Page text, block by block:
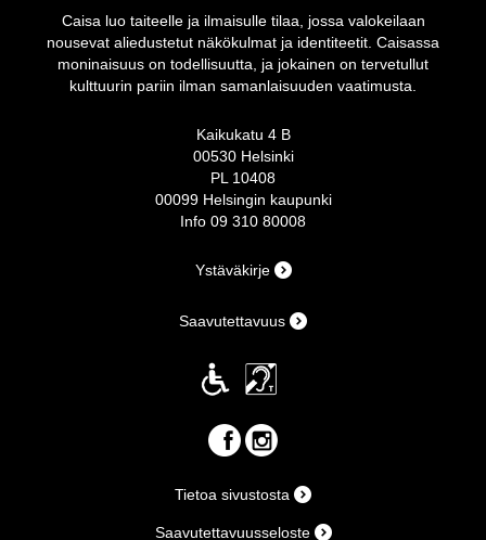
Caisa luo taiteelle ja ilmaisulle tilaa, jossa valokeilaan
nousevat aliedustetut näkökulmat ja identiteetit. Caisassa
moninaisuus on todellisuutta, ja jokainen on tervetullut
kulttuurin pariin ilman samanlaisuuden vaatimusta.
Kaikukatu 4 B
00530 Helsinki
PL 10408
00099 Helsingin kaupunki
Info 09 310 80008
Ystäväkirje
Saavutettavuus
Tietoa sivustosta
Saavutettavuusseloste